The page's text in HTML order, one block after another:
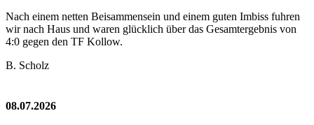
Nach einem netten Beisammensein und einem guten Imbiss fuhren
wir nach Haus und waren glücklich über das Gesamtergebnis von
4:0 gegen den TF Kollow.
B. Scholz
08.07.2026